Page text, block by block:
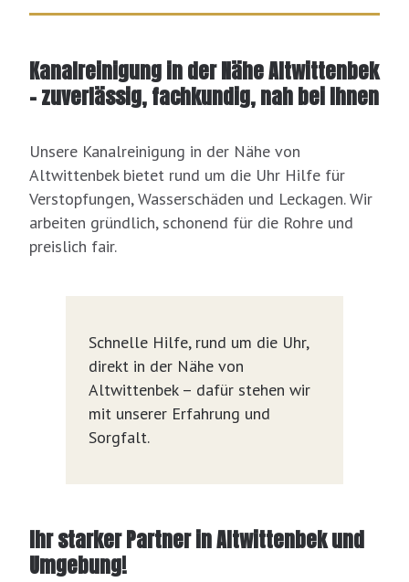
Kanalreinigung in der Nähe Altwittenbek
– zuverlässig, fachkundig, nah bei Ihnen
Unsere Kanalreinigung in der Nähe von
Altwittenbek bietet rund um die Uhr Hilfe für
Verstopfungen, Wasserschäden und Leckagen. Wir
arbeiten gründlich, schonend für die Rohre und
preislich fair.
Schnelle Hilfe, rund um die Uhr,
direkt in der Nähe von
Altwittenbek – dafür stehen wir
mit unserer Erfahrung und
Sorgfalt.
Ihr starker Partner in Altwittenbek und
Umgebung!